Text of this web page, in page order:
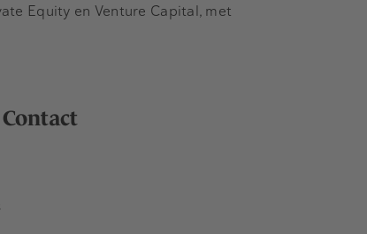
Equity en Venture Capital, met